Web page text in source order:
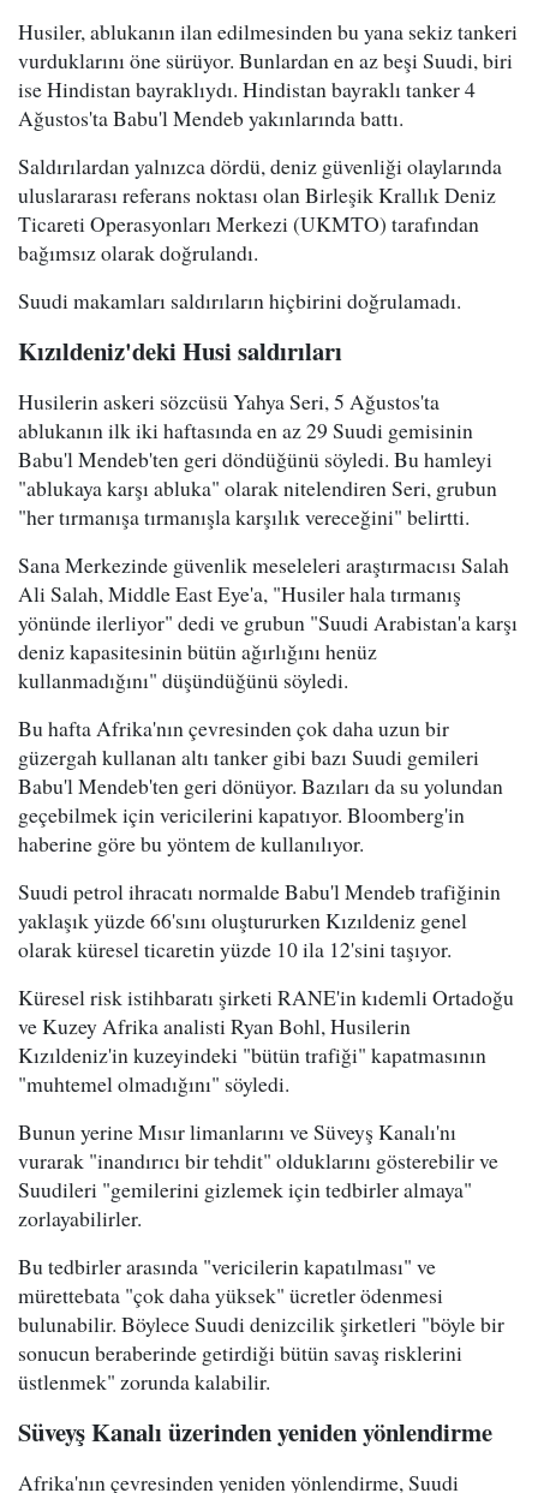
Husiler, ablukanın ilan edilmesinden bu yana sekiz tankeri
vurduklarını öne sürüyor. Bunlardan en az beşi Suudi, biri
ise Hindistan bayraklıydı. Hindistan bayraklı tanker 4
Ağustos'ta Babu'l Mendeb yakınlarında battı.
Saldırılardan yalnızca dördü, deniz güvenliği olaylarında
uluslararası referans noktası olan Birleşik Krallık Deniz
Ticareti Operasyonları Merkezi (UKMTO) tarafından
bağımsız olarak doğrulandı.
Suudi makamları saldırıların hiçbirini doğrulamadı.
Kızıldeniz'deki Husi saldırıları
Husilerin askeri sözcüsü Yahya Seri, 5 Ağustos'ta
ablukanın ilk iki haftasında en az 29 Suudi gemisinin
Babu'l Mendeb'ten geri döndüğünü söyledi. Bu hamleyi
"ablukaya karşı abluka" olarak nitelendiren Seri, grubun
"her tırmanışa tırmanışla karşılık vereceğini" belirtti.
Sana Merkezinde güvenlik meseleleri araştırmacısı Salah
Ali Salah, Middle East Eye'a, "Husiler hala tırmanış
yönünde ilerliyor" dedi ve grubun "Suudi Arabistan'a karşı
deniz kapasitesinin bütün ağırlığını henüz
kullanmadığını" düşündüğünü söyledi.
Bu hafta Afrika'nın çevresinden çok daha uzun bir
güzergah kullanan altı tanker gibi bazı Suudi gemileri
Babu'l Mendeb'ten geri dönüyor. Bazıları da su yolundan
geçebilmek için vericilerini kapatıyor. Bloomberg'in
haberine göre bu yöntem de kullanılıyor.
Suudi petrol ihracatı normalde Babu'l Mendeb trafiğinin
yaklaşık yüzde 66'sını oluştururken Kızıldeniz genel
olarak küresel ticaretin yüzde 10 ila 12'sini taşıyor.
Küresel risk istihbaratı şirketi RANE'in kıdemli Ortadoğu
ve Kuzey Afrika analisti Ryan Bohl, Husilerin
Kızıldeniz'in kuzeyindeki "bütün trafiği" kapatmasının
"muhtemel olmadığını" söyledi.
Bunun yerine Mısır limanlarını ve Süveyş Kanalı'nı
vurarak "inandırıcı bir tehdit" olduklarını gösterebilir ve
Suudileri "gemilerini gizlemek için tedbirler almaya"
zorlayabilirler.
Bu tedbirler arasında "vericilerin kapatılması" ve
mürettebata "çok daha yüksek" ücretler ödenmesi
bulunabilir. Böylece Suudi denizcilik şirketleri "böyle bir
sonucun beraberinde getirdiği bütün savaş risklerini
üstlenmek" zorunda kalabilir.
Süveyş Kanalı üzerinden yeniden yönlendirme
Afrika'nın çevresinden yeniden yönlendirme, Suudi